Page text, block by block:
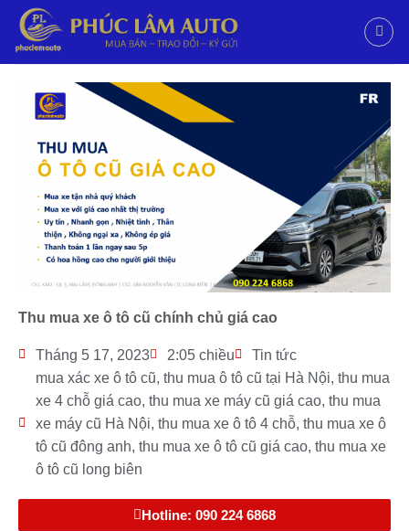
Thu mua xe ô tô cũ chính chủ giá cao
Tháng 5 17, 2023 2:05 chiều
Tin tức
mua xác xe ô tô cũ, thu mua ô tô cũ tại Hà Nội, thu mua
xe 4 chỗ giá cao, thu mua xe máy cũ giá cao, thu mua
xe máy cũ Hà Nội, thu mua xe ô tô 4 chỗ, thu mua xe ô
tô cũ đông anh, thu mua xe ô tô cũ giá cao, thu mua xe
ô tô cũ long biên
Hotline: 090 224 6868